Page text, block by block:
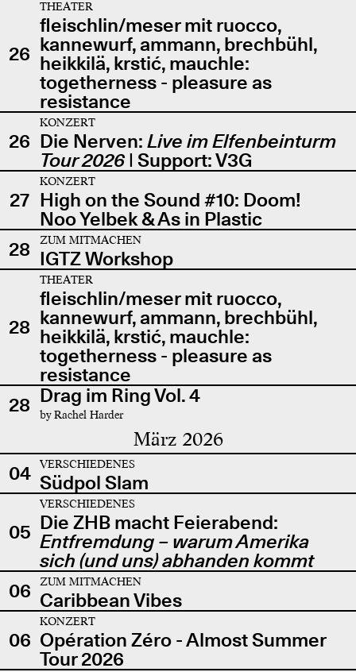
26
THEATER
fleischlin/meser mit ruocco,
kannewurf, ammann, brechbühl,
heikkilä, krstić, mauchle:
togetherness - pleasure as
resistance
26
KONZERT
Die Nerven: Live im Elfenbeinturm
Tour 2026| Support: V3G
27
KONZERT
High on the Sound #10: Doom!
Noo Yelbek & As in Plastic
28
ZUM MITMACHEN
IGTZ Workshop
28
THEATER
fleischlin/meser mit ruocco,
kannewurf, ammann, brechbühl,
heikkilä, krstić, mauchle:
togetherness - pleasure as
resistance
28 Drag im Ring Vol. 4
by Rachel Harder
März 2026
04 VERSCHIEDENES
Südpol Slam
05
VERSCHIEDENES
Die ZHB macht Feierabend:
Entfremdung – warum Amerika
sich (und uns) abhanden kommt
06
ZUM MITMACHEN
Caribbean Vibes
06
KONZERT
Opération Zéro - Almost Summer
Tour 2026